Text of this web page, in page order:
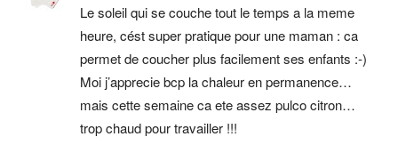
Le soleil qui se couche tout le temps a la meme
heure, cést super pratique pour une maman : ca
permet de coucher plus facilement ses enfants :-)
Moi j’apprecie bcp la chaleur en permanence…
mais cette semaine ca ete assez pulco citron…
trop chaud pour travailler !!!